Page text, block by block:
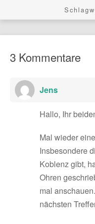
3 Kommentare
Jens
Hallo, Ihr
Mal wieder
Insbesondere
Koblenz gibt,
Ohren
mal
nächsten